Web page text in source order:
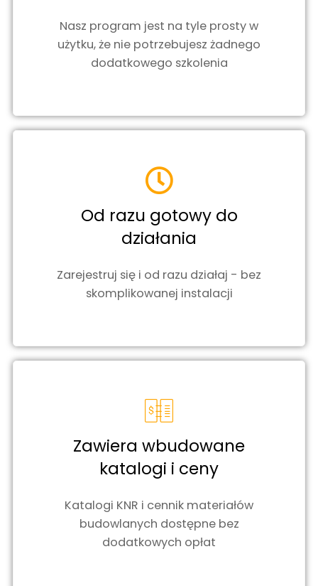
Nasz program jest na tyle prosty w
użytku, że nie potrzebujesz żadnego
dodatkowego szkolenia
Od razu gotowy do
działania
Zarejestruj się i od razu działaj - bez
skomplikowanej instalacji
Zawiera wbudowane
katalogi i ceny
Katalogi KNR i cennik materiałów
budowlanych dostępne bez
dodatkowych opłat